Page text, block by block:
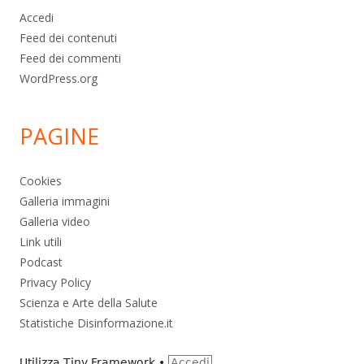
Accedi
Feed dei contenuti
Feed dei commenti
WordPress.org
PAGINE
Cookies
Galleria immagini
Galleria video
Link utili
Podcast
Privacy Policy
Scienza e Arte della Salute
Statistiche Disinformazione.it